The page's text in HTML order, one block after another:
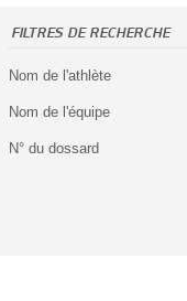
FILTRES DE RECHERCHE
Nom de l'athlète
Nom de l'équipe
N° du dossard